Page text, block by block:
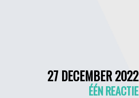
27 DECEMBER 2022
ÉÉN REACTIE